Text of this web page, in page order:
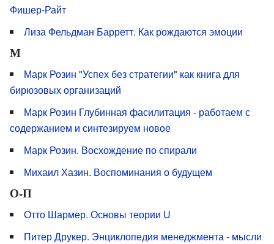
Фишер-Райт
Лиза Фельдман Барретт. Как рождаются эмоции
М
Марк Розин "Успех без стратегии" как книга для
бирюзовых организаций
Марк Розин Глубинная фасилитация - работаем с
содержанием и синтезируем новое
Марк Розин. Восхождение по спирали
Михаил Хазин. Воспоминания о будущем
О-П
Отто Шармер. Основы теории U
Питер Друкер. Энциклопедия менеджмента - мысли